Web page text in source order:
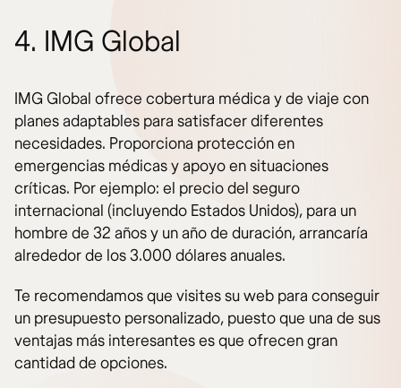
4. IMG Global
IMG Global ofrece cobertura médica y de viaje con
planes adaptables para satisfacer diferentes
necesidades. Proporciona protección en
emergencias médicas y apoyo en situaciones
críticas. Por ejemplo: el precio del seguro
internacional (incluyendo Estados Unidos), para un
hombre de 32 años y un año de duración, arrancaría
alrededor de los 3.000 dólares anuales.
Te recomendamos que visites su web para conseguir
un presupuesto personalizado, puesto que una de sus
ventajas más interesantes es que ofrecen gran
cantidad de opciones.